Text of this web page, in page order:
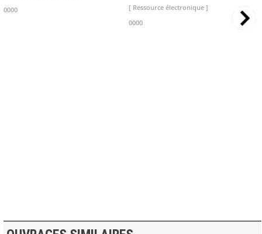
0000
[ Ressource électronique ]
0000